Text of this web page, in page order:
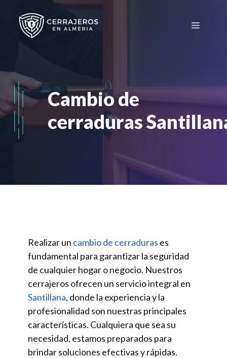
contenido
Menú
Cambio de
cerraduras
Realizar un cambio de cerraduras es
fundamental para garantizar la seguridad
de cualquier hogar o negocio. Nuestros
cerrajeros ofrecen un servicio integral en
Santillana, donde la experiencia y la
profesionalidad son nuestras principales
características. Cualquiera que sea su
necesidad, estamos preparados para
brindar soluciones efectivas y rápidas.